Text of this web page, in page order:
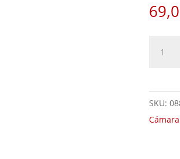
Xiaomi
Black
Shark
SKU: